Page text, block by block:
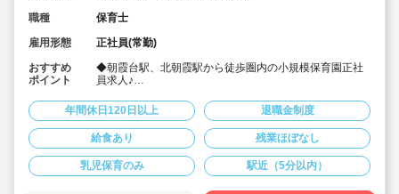
職種
保育士
雇用形態
正社員(常勤)
おすすめ
ポイント
◆朝霞台駅、北朝霞駅から徒歩圏内の小規模保育園正社
員求人♪
ます。
◆ICTシステムの導入を行い残業軽減を図ってます♪ま
た、事務業務に専念できる時間を作る等、様々な工夫を
されてます♪
◆月給25万～、賞与実績4.0ヶ月
年間休日120日以上 退職金制度
給食あり 残業ほぼなし
乳児保育のみ 駅近（5分以内）